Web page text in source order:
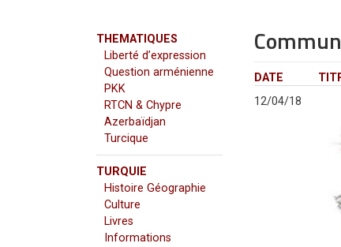
DATE
12/04/18
THEMATIQUES
Liberté d’expression
Question arménienne
PKK
RTCN & Chypre
Azerbaïdjan
Turcique
TURQUIE
Histoire Géographie
Culture
Livres
Informations